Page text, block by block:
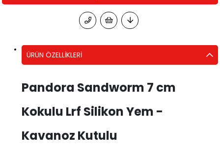
ÜRÜN ÖZELLIKLERI
Pandora Sandworm 7 cm
Kokulu Lrf Silikon Yem -
Kavanoz Kutulu